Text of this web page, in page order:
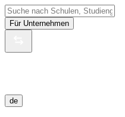
Für Unternehmen
de